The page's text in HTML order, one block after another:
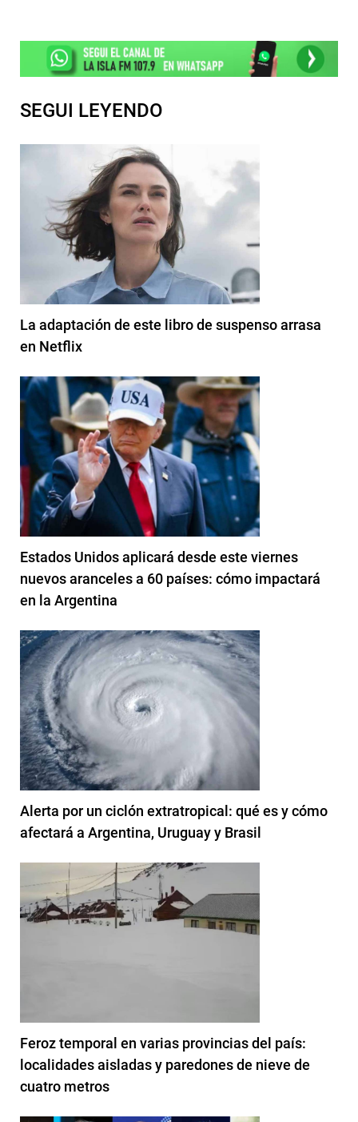
SEGUI LEYENDO
La adaptación de este libro de suspenso arrasa
en Netflix
Estados Unidos aplicará desde este viernes
nuevos aranceles a 60 países: cómo impactará
en la Argentina
Alerta por un ciclón extratropical: qué es y cómo
afectará a Argentina, Uruguay y Brasil
Feroz temporal en varias provincias del país:
localidades aisladas y paredones de nieve de
cuatro metros